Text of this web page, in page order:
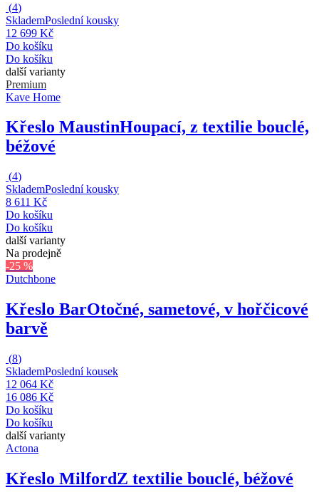
(4)
SklademPoslední kousky
12 699 Kč
Do košíku
Do košíku
další varianty
Premium
Kave Home
Křeslo MaustinHoupací, z textilie bouclé,
béžové
(4)
SklademPoslední kousky
8 611 Kč
Do košíku
Do košíku
další varianty
Na prodejně
-25 %
Dutchbone
Křeslo BarOtočné, sametové, v hořčicové
barvě
(8)
SklademPoslední kousek
12 064 Kč
16 086 Kč
Do košíku
Do košíku
další varianty
Actona
Křeslo MilfordZ textilie bouclé, béžové